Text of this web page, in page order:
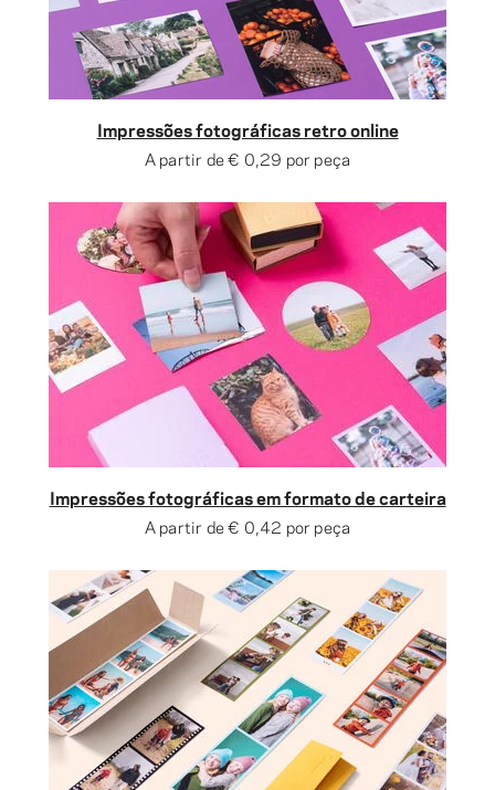
Impressões fotográficas retro online
A partir de€ 0,29 por peça
Impressões fotográficas em formato de carteira
A partir de€ 0,42 por peça